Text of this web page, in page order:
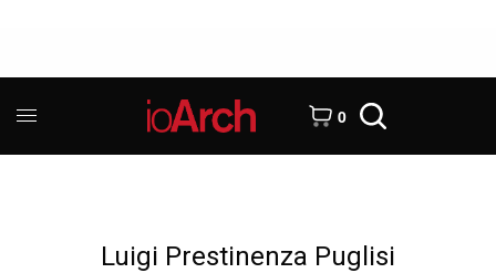
0
Luigi Prestinenza Puglisi